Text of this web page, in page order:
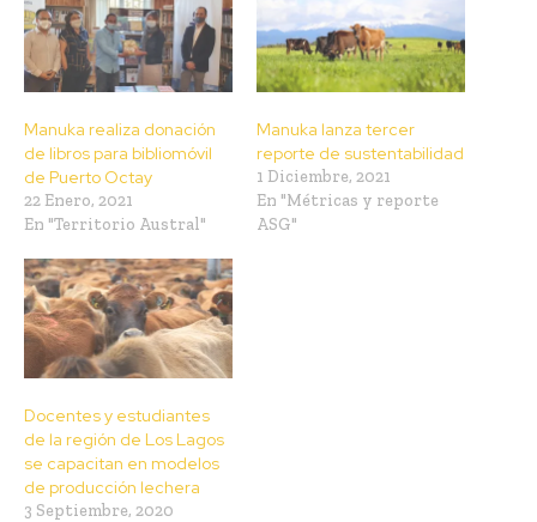
Manuka realiza donación
de libros para bibliomóvil
de Puerto Octay
22 Enero, 2021
En "Territorio Austral"
Manuka lanza tercer
reporte de sustentabilidad
1 Diciembre, 2021
En "Métricas y reporte
ASG"
Docentes y estudiantes
de la región de Los Lagos
se capacitan en modelos
de producción lechera
3 Septiembre, 2020